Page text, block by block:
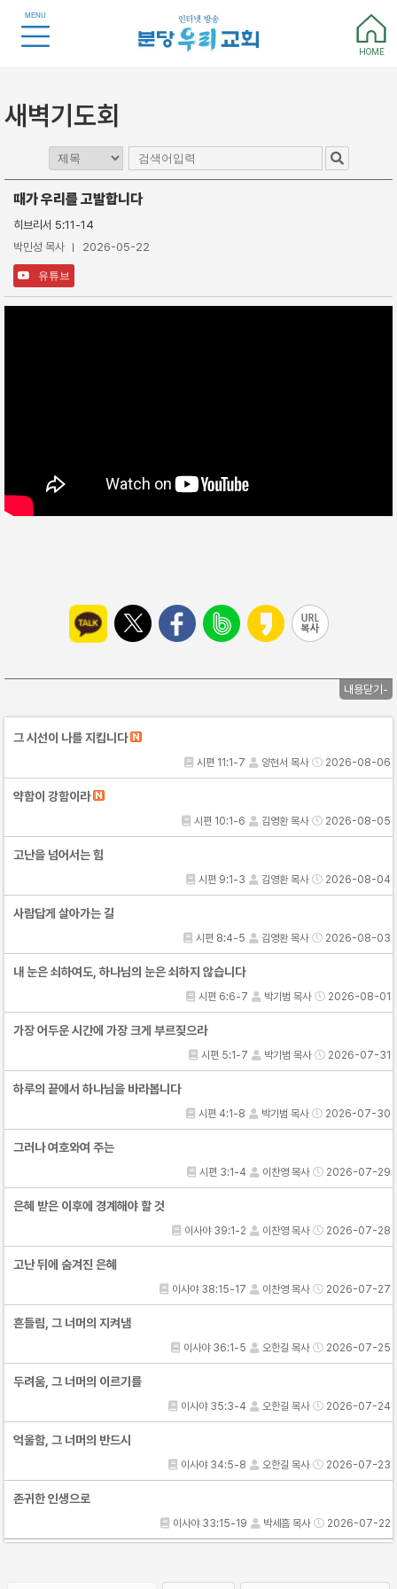
MENU
HOME
새벽기도회
때가 우리를 고발합니다
히브리서 5:11-14
박민성 목사
2026-05-22
유튜브
내용닫기-
그 시선이 나를 지킵니다
시편 11:1-7 양현서 목사 2026-08-06
약함이 강함이라
시편 10:1-6 김영환 목사 2026-08-05
고난을 넘어서는 힘
시편 9:1-3 김영환 목사 2026-08-04
사람답게 살아가는 길
시편 8:4-5 김영환 목사 2026-08-03
내 눈은 쇠하여도, 하나님의 눈은 쇠하지 않습니다
시편 6:6-7 박기범 목사 2026-08-01
가장 어두운 시간에 가장 크게 부르짖으라
시편 5:1-7 박기범 목사 2026-07-31
하루의 끝에서 하나님을 바라봅니다
시편 4:1-8 박기범 목사 2026-07-30
그러나 여호와여 주는
시편 3:1-4 이찬영 목사 2026-07-29
은혜 받은 이후에 경계해야 할 것
이사야 39:1-2 이찬영 목사 2026-07-28
고난 뒤에 숨겨진 은혜
이사야 38:15-17 이찬영 목사 2026-07-27
흔들림, 그 너머의 지켜냄
이사야 36:1-5 오한길 목사 2026-07-25
두려움, 그 너머의 이르기를
이사야 35:3-4 오한길 목사 2026-07-24
억울함, 그 너머의 반드시
이사야 34:5-8 오한길 목사 2026-07-23
존귀한 인생으로
이사야 33:15-19 박세흠 목사 2026-07-22